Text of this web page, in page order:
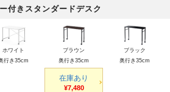
付きスタンダードデスク
ホワイト
行き35cm
ブラウン
奥行き35cm
ブラック
奥行き35cm
在庫あり
¥7,480